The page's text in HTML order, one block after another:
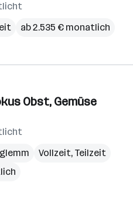
ab 2.535 € monatlich
Obst, Gemüse
Vollzeit, Teilzeit